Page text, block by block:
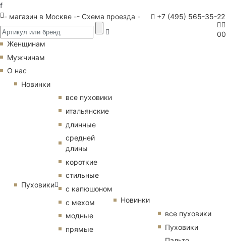
f
- магазин в Москве -- Схема проезда - +7 (495) 565-35-22
00
Женщинам
Мужчинам
О нас
Новинки
Пуховики
все пуховики
итальянские
длинные
средней
длины
короткие
стильные
с капюшоном
с мехом
модные
прямые
Новинки
все пуховики
Пуховики